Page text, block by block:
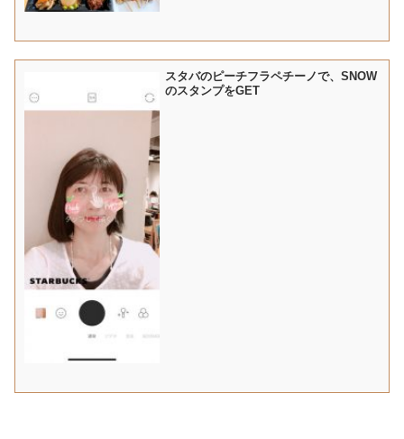
スタバのピーチフラペチーノで、SNOW
のスタンプをGET